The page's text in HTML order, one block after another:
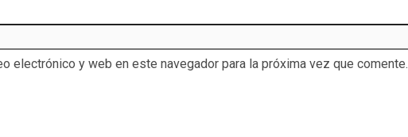
electrónico y web en este navegador para la próxima vez que comente.